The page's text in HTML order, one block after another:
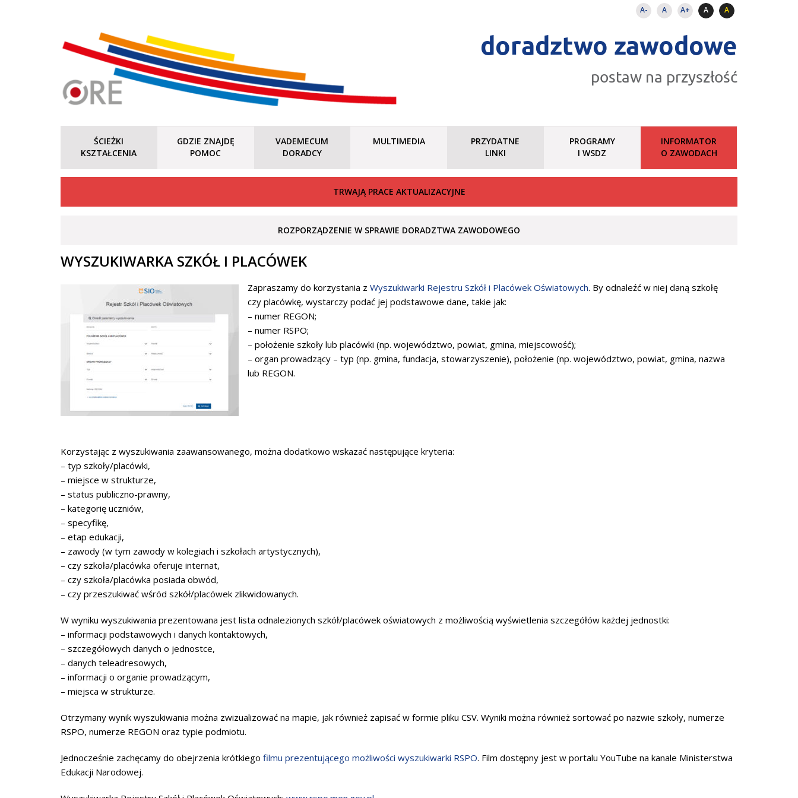
A- A A+ A A
doradztwo zawodowe
postaw na przyszłość
ŚCIEŻKI
KSZTAŁCENIA
GDZIE ZNAJDĘ
POMOC
VADEMECUM
DORADCY
MULTIMEDIA
PRZYDATNE
LINKI
PROGRAMY
I WSDZ
INFORMATOR
O ZAWODACH
TRWAJĄ PRACE AKTUALIZACYJNE
ROZPORZĄDZENIE W SPRAWIE DORADZTWA ZAWODOWEGO
WYSZUKIWARKA SZKÓŁ I PLACÓWEK
Zapraszamy do korzystania z Wyszukiwarki Rejestru Szkół i Placówek Oświatowych. By odnaleźć w niej daną szkołę
czy placówkę, wystarczy podać jej podstawowe dane, takie jak:
– numer REGON;
– numer RSPO;
– położenie szkoły lub placówki (np. województwo, powiat, gmina, miejscowość);
– organ prowadzący – typ (np. gmina, fundacja, stowarzyszenie), położenie (np. województwo, powiat, gmina, nazwa
lub REGON.
Korzystając z wyszukiwania zaawansowanego, można dodatkowo wskazać następujące kryteria:
– typ szkoły/placówki,
– miejsce w strukturze,
– status publiczno-prawny,
– kategorię uczniów,
– specyfikę,
– etap edukacji,
– zawody (w tym zawody w kolegiach i szkołach artystycznych),
– czy szkoła/placówka oferuje internat,
– czy szkoła/placówka posiada obwód,
– czy przeszukiwać wśród szkół/placówek zlikwidowanych.
W wyniku wyszukiwania prezentowana jest lista odnalezionych szkół/placówek oświatowych z możliwością wyświetlenia szczegółów każdej jednostki:
– informacji podstawowych i danych kontaktowych,
– szczegółowych danych o jednostce,
– danych teleadresowych,
– informacji o organie prowadzącym,
– miejsca w strukturze.
Otrzymany wynik wyszukiwania można zwizualizować na mapie, jak również zapisać w formie pliku CSV. Wyniki można również sortować po nazwie szkoły, numerze
RSPO, numerze REGON oraz typie podmiotu.
Jednocześnie zachęcamy do obejrzenia krótkiego filmu prezentującego możliwości wyszukiwarki RSPO. Film dostępny jest w portalu YouTube na kanale Ministerstwa
Edukacji Narodowej.